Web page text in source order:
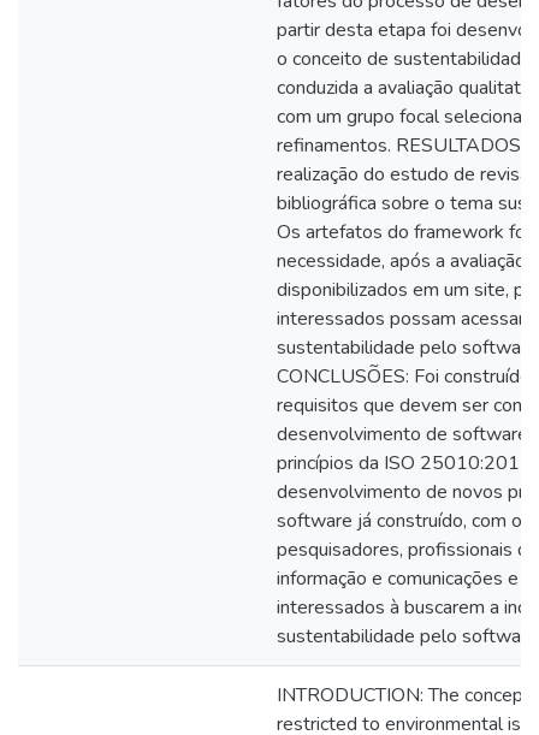
partir desta etapa foi
o conceito de
conduzida a avaliação
com um grupo focal
refinamentos. RESULTADOS:
realização do estudo de
bibliográfica sobre o tema
Os artefatos do framework
necessidade, após a avaliação
disponibilizados em um site,
interessados possam acessar
sustentabilidade pelo
CONCLUSÕES: Foi
requisitos que devem ser
desenvolvimento de software
princípios da ISO
desenvolvimento de novos
software já construído, com o
pesquisadores, profissionais
informação e comunicações e
interessados à buscarem a
sustentabilidade pelo
INTRODUCTION: The
restricted to environmental